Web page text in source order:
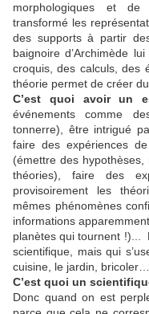
morphologiques et
transformé les
des supports à partir
baignoire d’Archimède
croquis, des calculs, des
théorie permet de créer
C’est quoi avoir un
événements comme
tonnerre), être intrigué
faire des expériences
(émettre des
théories), faire des
provisoirement les
mêmes phénomènes
informations
planètes qui tournent !)...
scientifique, mais qui
cuisine, le jardin,
C’est quoi un
Donc quand on est